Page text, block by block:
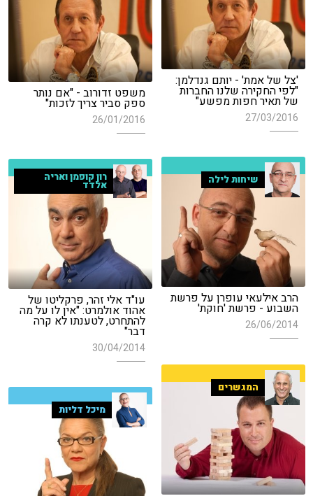
'צל של אמת' - יותם גנדלמן:
"לפי החקירה שלנו החברות
של תאיר חפות מפשע"
27/03/2016
משפט זדורוב - "אם נותר
ספק סביר צריך לזכות"
26/01/2016
שיחות לילה
הרב אילעאי עופרן על פרשת
השבוע - פרשת 'חוקת'
26/06/2014
רון קופמן ואריה
אלדד
עו"ד אלי זהר, פרקליטו של
אהוד אולמרט: "אין לו על מה
להתחרט, לטענתו לא קרה
דבר"
30/04/2014
המגשרים
מיכל דליות